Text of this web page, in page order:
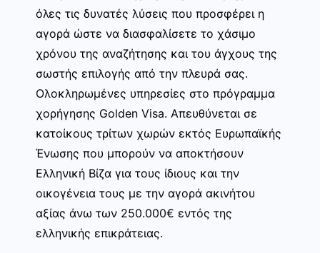
όλες τις δυνατές λύσεις που προσφέρει η
αγορά ώστε να διασφαλίσετε το χάσιμο
χρόνου της αναζήτησης και του άγχους της
σωστής επιλογής από την πλευρά σας.
Ολοκληρωμένες υπηρεσίες στο πρόγραμμα
χορήγησης Golden Visa. Απευθύνεται σε
κατοίκους τρίτων χωρών εκτός Ευρωπαϊκής
Ένωσης που μπορούν να αποκτήσουν
Ελληνική Βίζα για τους ίδιους και την
οικογένεια τους με την αγορά ακινήτου
αξίας άνω των 250.000€ εντός της
ελληνικής επικράτειας.